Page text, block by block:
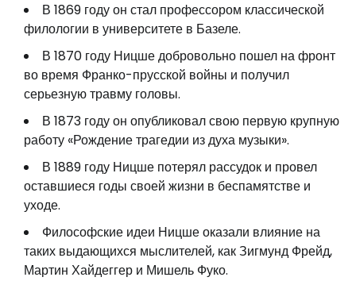
В 1869 году он стал профессором классической
филологии в университете в Базеле.
В 1870 году Ницше добровольно пошел на фронт
во время Франко-прусской войны и получил
серьезную травму головы.
В 1873 году он опубликовал свою первую крупную
работу «Рождение трагедии из духа музыки».
В 1889 году Ницше потерял рассудок и провел
оставшиеся годы своей жизни в беспамятстве и
уходе.
Философские идеи Ницше оказали влияние на
таких выдающихся мыслителей, как Зигмунд Фрейд,
Мартин Хайдеггер и Мишель Фуко.